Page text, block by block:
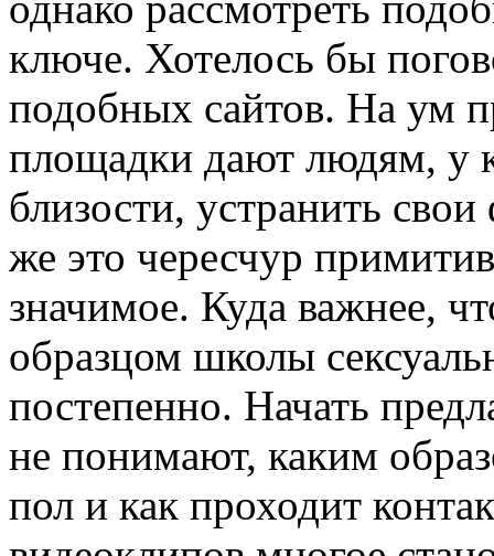
ключе. Хотелось бы
подобных сайтов. На ум
площадки дают людям, у
близости, устранить
же это чересчур
значимое. Куда важнее,
образцом школы
постепенно. Начать
не понимают, каким
пол и как проходит